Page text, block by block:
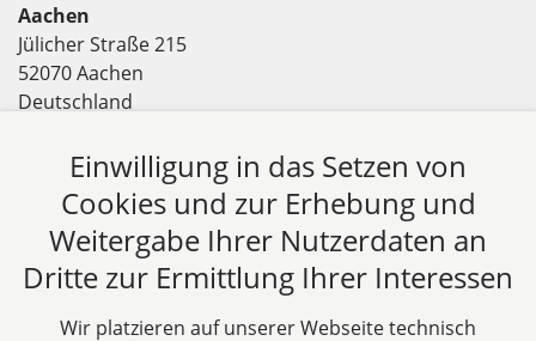
Aachen
Jülicher Straße 215
52070 Aachen
Deutschland
Fax: +49 241 94621-111
E-Mail:
kanzlei@dhk-law.com
Über uns
DH&K ist Ihre erfahrene Wirtschaftskanzlei aus
Aachen. Wir denken unternehmerisch und
Einwilligung in das Setzen von
Cookies und zur Erhebung und
Weitergabe Ihrer Nutzerdaten an
Dritte zur Ermittlung Ihrer Interessen
Wir platzieren auf unserer Webseite technisch